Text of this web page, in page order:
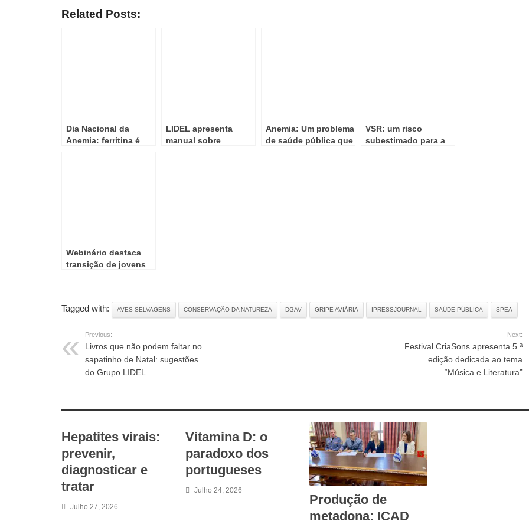
Related Posts:
Dia Nacional da
Anemia: ferritina é
LIDEL apresenta
manual sobre
Anemia: Um problema
de saúde pública que
VSR: um risco
subestimado para a
Webinário destaca
transição de jovens
Tagged with: AVES SELVAGENS CONSERVAÇÃO DA NATUREZA DGAV GRIPE AVIÁRIA IPRESSJOURNAL SAÚDE PÚBLICA SPEA
Previous:
Livros que não podem faltar no
sapatinho de Natal: sugestões
do Grupo LIDEL
Next:
Festival CriaSons apresenta 5.ª
edição dedicada ao tema
“Música e Literatura”
Hepatites virais:
prevenir,
diagnosticar e
tratar
Julho 27, 2026
Vitamina D: o
paradoxo dos
portugueses
Julho 24, 2026
Produção de
metadona: ICAD